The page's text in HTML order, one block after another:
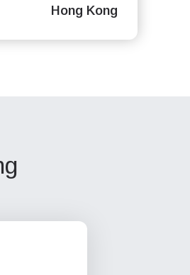
Hong Kong